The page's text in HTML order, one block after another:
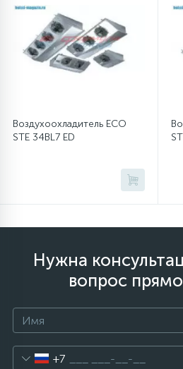
Воздухоохладитель ECO
STE 34BL7 ED
Нужна
вопрос
+7